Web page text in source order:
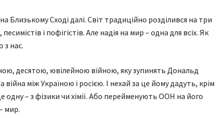
Близькому Сході далі. Світ традиційно розділився на три
і пофігістів. Але надія на мир – одна для всіх. Як
з нас.
десятою, ювілейною війною, яку зупинять Дональд
між Україною і росією. І нехай за це йому дадуть, крім
одну – з фізики чи хімії. Або перейменують ООН на його
мир.